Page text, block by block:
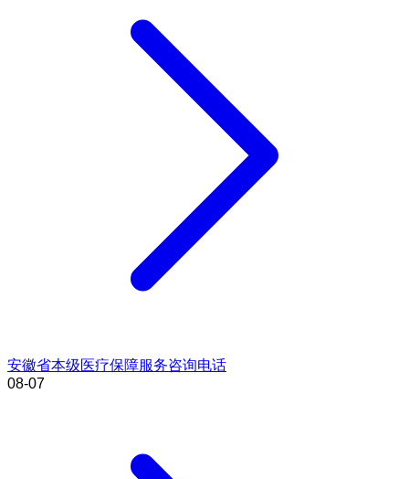
安徽省本级医疗保障服务咨询电话
08-07